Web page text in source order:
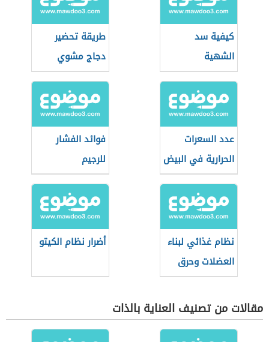
كيفية سد
الشهية
طريقة تحضير
دجاج مشوي
للرجيم
عدد السعرات
الحرارية في البيض
المسلوق
فوائد الفشار
للرجيم
نظام غذائي لبناء
العضلات وحرق
الدهون
أضرار نظام الكيتو
مقالات من تصنيف العناية بالذات